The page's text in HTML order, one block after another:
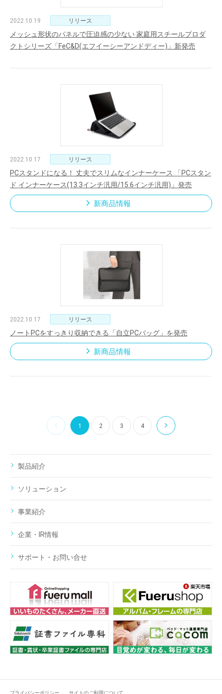
2022.10.19 リリース
メッシュ形状のパネルで圧迫感の少ない 家庭用スチールプロダ
クトシリーズ「FeC&D(エフイーシーアンドディー)」新発売
2022.10.17 リリース
PCスタンドになる！ 丈夫でスリムなインナーケース 「PCスタン
ド インナーケース(13.3インチ汎用/15.6インチ汎用)」発売
新商品情報
2022.10.17 リリース
ノートPCをすっきり収納できる「自立PCバッグ」を発売
新商品情報
1 2 3 4
製品紹介
ソリューション
事業紹介
企業・IR情報
サポート・お問い合せ
プライバシーポリシー サイトのご利用について